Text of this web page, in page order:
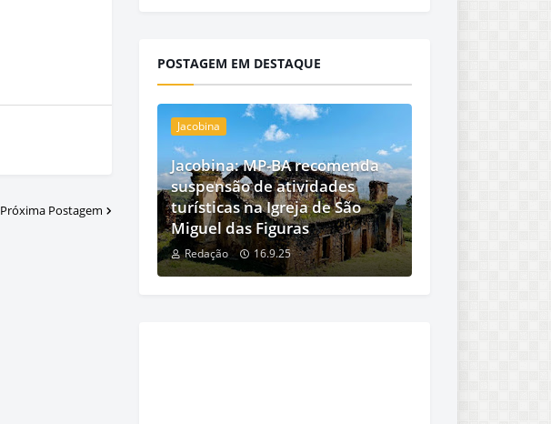
Próxima Postagem
POSTAGEM EM DESTAQUE
Jacobina
Jacobina: MP-BA recomenda
suspensão de atividades
turísticas na Igreja de São
Miguel das Figuras
Redação 16.9.25